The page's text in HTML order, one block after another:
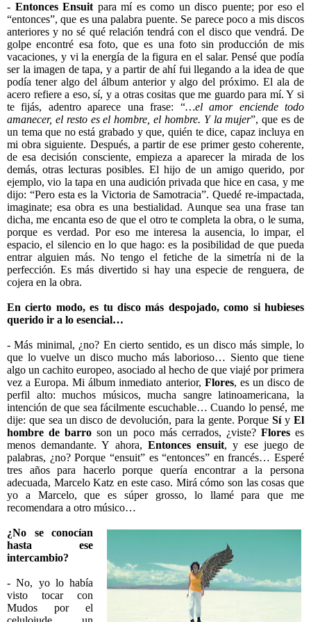
- Entonces Ensuit para mí es como un disco puente; por eso el
“entonces”, que es una palabra puente. Se parece poco a mis discos
anteriores y no sé qué relación tendrá con el disco que vendrá. De
golpe encontré esa foto, que es una foto sin producción de mis
vacaciones, y vi la energía de la figura en el salar. Pensé que podía
ser la imagen de tapa, y a partir de ahí fui llegando a la idea de que
podía tener algo del álbum anterior y algo del próximo. El ala de
acero refiere a eso, sí, y a otras cositas que me guardo para mí. Y si
te fijás, adentro aparece una frase: “…el amor enciende todo
amanecer, el resto es el hombre, el hombre. Y la mujer”, que es de
un tema que no está grabado y que, quién te dice, capaz incluya en
mi obra siguiente. Después, a partir de ese primer gesto coherente,
de esa decisión consciente, empieza a aparecer la mirada de los
demás, otras lecturas posibles. El hijo de un amigo querido, por
ejemplo, vio la tapa en una audición privada que hice en casa, y me
dijo: “Pero esta es la Victoria de Samotracia”. Quedé re-impactada,
imaginate; esa obra es una bestialidad. Aunque sea una frase tan
dicha, me encanta eso de que el otro te completa la obra, o le suma,
porque es verdad. Por eso me interesa la ausencia, lo impar, el
espacio, el silencio en lo que hago: es la posibilidad de que pueda
entrar alguien más. No tengo el fetiche de la simetría ni de la
perfección. Es más divertido si hay una especie de renguera, de
cojera en la obra.
En cierto modo, es tu disco más despojado, como si hubieses
querido ir a lo esencial…
- Más minimal, ¿no? En cierto sentido, es un disco más simple, lo
que lo vuelve un disco mucho más laborioso… Siento que tiene
algo un cachito europeo, asociado al hecho de que viajé por primera
vez a Europa. Mi álbum inmediato anterior, Flores, es un disco de
perfil alto: muchos músicos, mucha sangre latinoamericana, la
intención de que sea fácilmente escuchable… Cuando lo pensé, me
dije: que sea un disco de devolución, para la gente. PorqueSíyEl
hombre de barro son un poco más cerrados, ¿viste? Floreses
menos demandante. Y ahora, Entonces ensuit, y ese juego de
palabras, ¿no? Porque “ensuit” es “entonces” en francés… Esperé
tres años para hacerlo porque quería encontrar a la persona
adecuada, Marcelo Katz en este caso. Mirá cómo son las cosas que
yo a Marcelo, que es súper grosso, lo llamé para que me
recomendara a otro músico…
¿No se conocían
hasta ese
intercambio?
- No, yo lo había
visto tocar con
Mudos por el